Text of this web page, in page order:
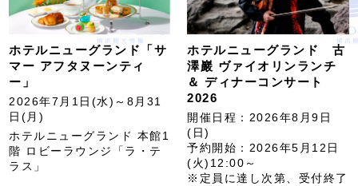
ホテルニューグランド「サ
マー アフタヌーンティ
ー」
2026年7月1日(水)～8月31
日(月)
ホテルニューグランド 本館1
階 ロビーラウンジ「ラ・テ
ラス」
ホテルニューグランド 古
澤巖 ヴァイオリンランチ
＆ ディナーコンサート
2026
開催日程：2026年8月9日
(日)
予約開始：2026年5月12日
(火)12:00～
※定員に達し次第、受付終了